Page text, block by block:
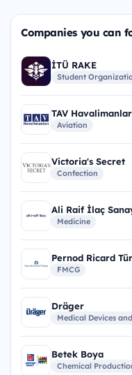
Companies you can
İTÜ RAKE
Student
TAV
Aviation
Victoria's Secret
Confection
Ali Raif İlaç
Medicine
Pernod Ricard
FMCG
Dräger
Medical Devices
Betek Boya
Chemical